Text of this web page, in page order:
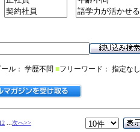
ール： 学歴不問 ■フリーワード： 指定なし
12 次へ>>